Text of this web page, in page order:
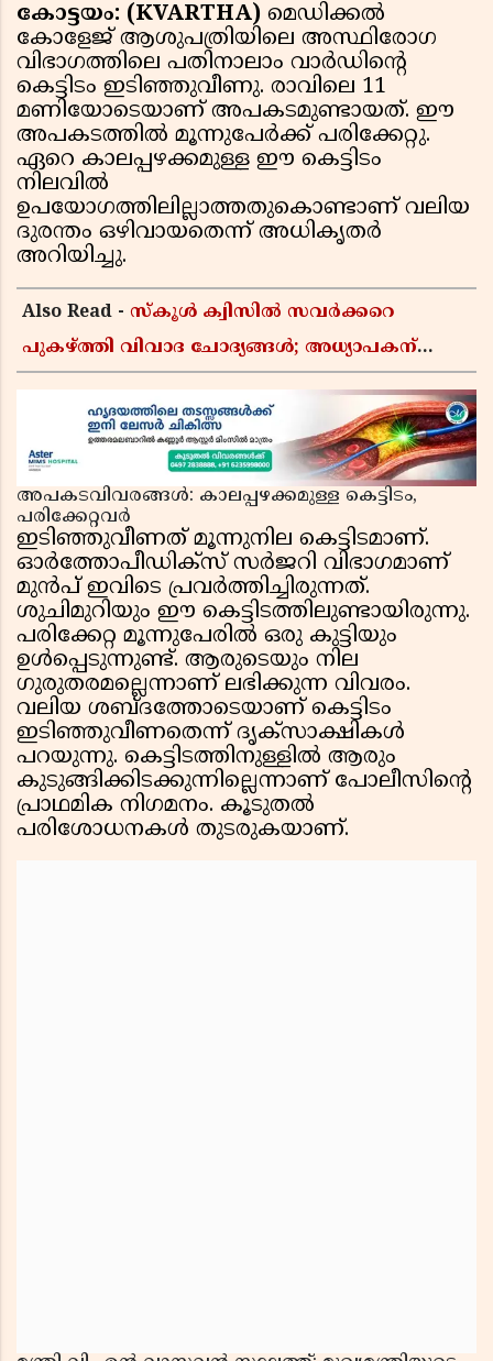
കോട്ടയം: (KVARTHA) മെഡിക്കല്‍
കോളേജ് ആശുപത്രിയിലെ അസ്ഥിരോഗ
വിഭാഗത്തിലെ പതിനാലാം വാര്‍ഡിന്റെ
കെട്ടിടം ഇടിഞ്ഞുവീണു. രാവിലെ 11
മണിയോടെയാണ് അപകടമുണ്ടായത്. ഈ
അപകടത്തിൽ മൂന്നുപേര്‍ക്ക് പരിക്കേറ്റു.
ഏറെ കാലപ്പഴക്കമുള്ള ഈ കെട്ടിടം
നിലവിൽ
ഉപയോഗത്തിലില്ലാത്തതുകൊണ്ടാണ് വലിയ
ദുരന്തം ഒഴിവായതെന്ന് അധികൃതർ
അറിയിച്ചു.
Also Read - സ്കൂൾ ക്വിസിൽ സവർക്കറെ
പുകഴ്ത്തി വിവാദ ചോദ്യങ്ങൾ; അധ്യാപകന്
അപകടവിവരങ്ങൾ: കാലപ്പഴക്കമുള്ള കെട്ടിടം,
പരിക്കേറ്റവർ
ഇടിഞ്ഞുവീണത് മൂന്നുനില കെട്ടിടമാണ്.
ഓര്‍ത്തോപീഡിക്‌സ് സര്‍ജറി വിഭാഗമാണ്
മുൻപ് ഇവിടെ പ്രവർത്തിച്ചിരുന്നത്.
ശുചിമുറിയും ഈ കെട്ടിടത്തിലുണ്ടായിരുന്നു.
പരിക്കേറ്റ മൂന്നുപേരിൽ ഒരു കുട്ടിയും
ഉൾപ്പെടുന്നുണ്ട്. ആരുടെയും നില
ഗുരുതരമല്ലെന്നാണ് ലഭിക്കുന്ന വിവരം.
വലിയ ശബ്ദത്തോടെയാണ് കെട്ടിടം
ഇടിഞ്ഞുവീണതെന്ന് ദൃക്സാക്ഷികൾ
പറയുന്നു. കെട്ടിടത്തിനുള്ളിൽ ആരും
കുടുങ്ങിക്കിടക്കുന്നില്ലെന്നാണ് പോലീസിന്റെ
പ്രാഥമിക നിഗമനം. കൂടുതൽ
പരിശോധനകൾ തുടരുകയാണ്.